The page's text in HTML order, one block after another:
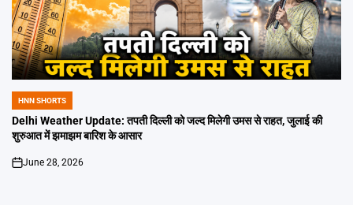
POSTED
IN
HNN SHORTS
Delhi Weather Update: तपती दिल्ली को जल्द मिलेगी उमस से राहत, जुलाई की
शुरुआत में झमाझम बारिश के आसार
on
June 28, 2026